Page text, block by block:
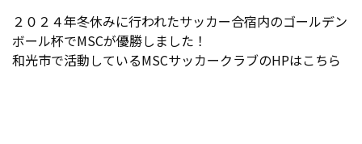
２０２４年冬休みに行われたサッカー合宿内のゴールデン
ボール杯でMSCが優勝しました！
和光市で活動しているMSCサッカークラブのHPはこちら